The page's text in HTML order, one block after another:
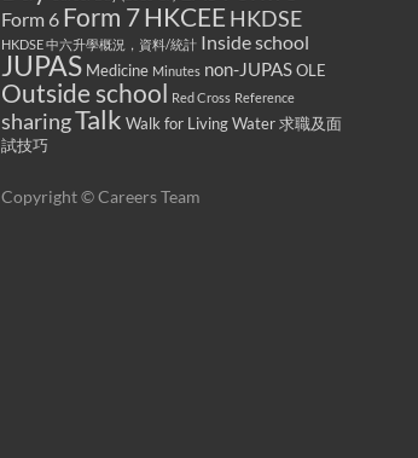
Form 6 Form 7HKCEE HKDSE
HKDSE 中六升學概況，資料/統計 Inside school
JUPAS Medicine Minutes non-JUPASOLE
Outside school Red Cross Reference
sharingTalk Walk for Living Water求職及面
試技巧
Copyright © Careers Team